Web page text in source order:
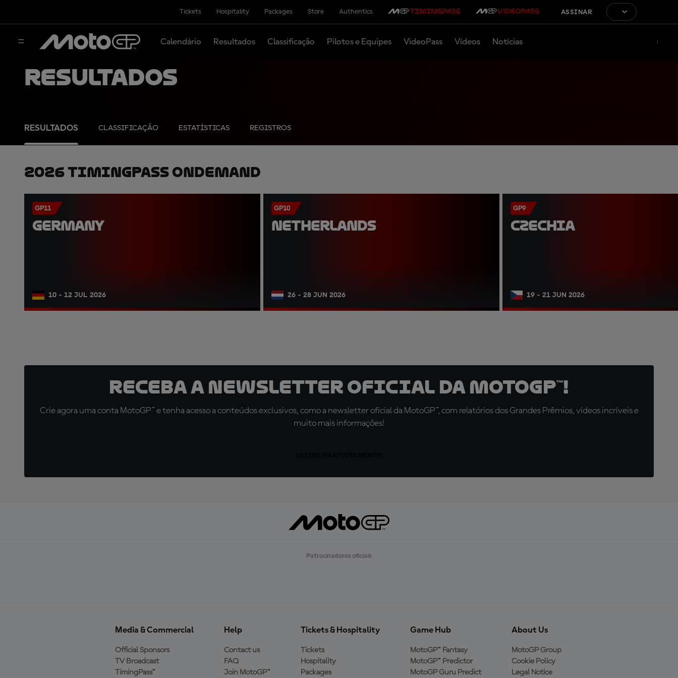
Tickets Hospitality Packages Store Authentics ASSINAR
Calendário Resultados Classificação Pilotos e Equipes VideoPass Vídeos Notícias
Resultados
RESULTADOS CLASSIFICAÇÃO ESTATÍSTICAS REGISTROS
2026 TimingPass OnDemand
GP11
GERMANY
10 - 12 JUL 2026
GP10
NETHERLANDS
26 - 28 JUN 2026
GP9
CZECHIA
19 - 21 JUN 2026
Receba a newsletter oficial da MotoGP™!
Crie agora uma conta MotoGP™ e tenha acesso a conteúdos exclusivos, como a newsletter oficial da MotoGP™, com relatórios dos Grandes Prêmios, vídeos incríveis e
muito mais informações!
Patrocinadores oficiais
Media & Commercial
Official Sponsors
TV Broadcast
TimingPass™
Help
Contact us
FAQ
Join MotoGP™
Tickets & Hospitality
Tickets
Hospitality
Packages
Game Hub
MotoGP™ Fantasy
MotoGP™ Predictor
MotoGP Guru Predict
About Us
MotoGP Group
Cookie Policy
Legal Notice